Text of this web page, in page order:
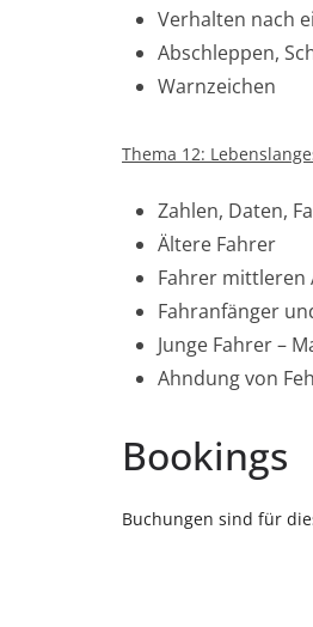
Verhalten nach
Abschleppen,
Warnzeichen
Thema 12:
Zahlen, Daten,
Ältere Fahrer
Fahrer mittleren
Fahranfänger
Junge Fahrer –
Ahndung von
Bookings
Buchungen sind für